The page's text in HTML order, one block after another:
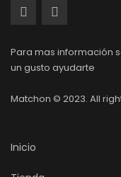
Para mas información
un gusto ayudarte
Matchon © 2023. All
Inicio